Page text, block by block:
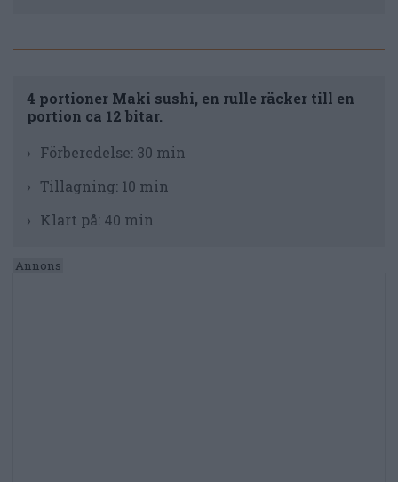
4 portioner Maki sushi, en rulle räcker till en
portion ca 12 bitar.
Förberedelse: 30 min
Tillagning: 10 min
Klart på: 40 min